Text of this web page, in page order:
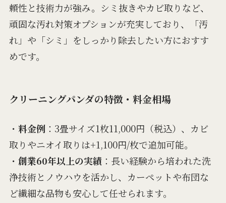
頼性と技術力が強み。シミ抜きやカビ取りなど、
頑固な汚れ対策オプションが充実しており、「汚
れ」や「シミ」をしっかり除去したい方におすす
めです。
クリーニングパンダの特徴・料金相場
・ 料金例：3畳サイズ1枚11,000円（税込）、カビ
取りやニオイ取りは+1,100円/枚で追加可能。
・ 創業60年以上の実績：長い経験から培われた洗
浄技術とノウハウを活かし、カーペットや布団な
ど繊細な品物も安心して任せられます。